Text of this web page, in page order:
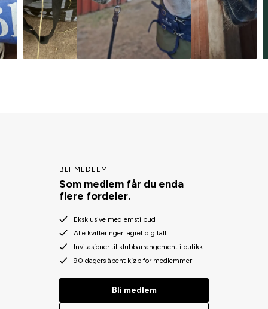
BLI MEDLEM
Som medlem får du enda
flere fordeler.
Eksklusive medlemstilbud
Alle kvitteringer lagret digitalt
Invitasjoner til klubbarrangement i butikk
90 dagers åpent kjøp for medlemmer
Bli medlem